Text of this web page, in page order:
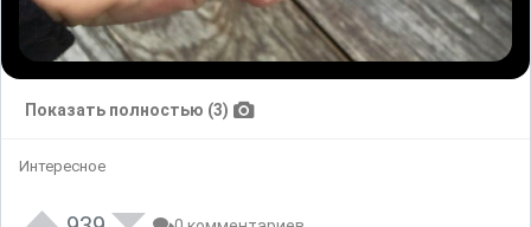
Показать полностью (3)
Интересное